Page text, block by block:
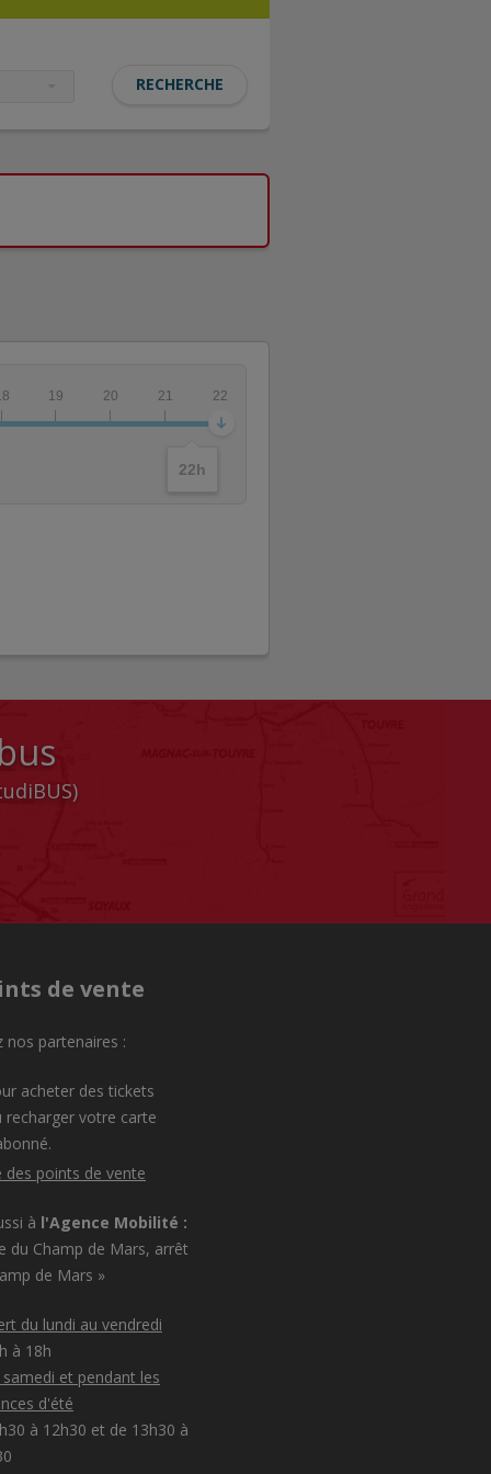
22h
19 20 21 22
de vente
nos partenaires :
acheter des tickets
recharger votre carte
des points de vente
à l'Agence Mobilité :
du Champ de Mars, arrêt
de Mars »
du lundi au vendredi
à 18h
samedi et pendant les
d'été
à 12h30 et de 13h30 à